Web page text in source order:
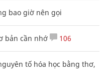
bao giờ nên gọi
bản cần nhớ 106
tố hóa học bằng thơ,